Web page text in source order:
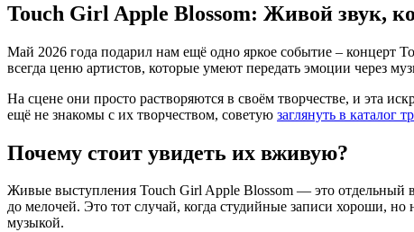
Touch Girl Apple Blossom: Живой звук,
Май 2026 года подарил нам ещё одно яркое событие – концерт
всегда ценю артистов, которые умеют передать эмоции через
На сцене они просто растворяются в своём творчестве, и эта
ещё не знакомы с их творчеством, советую заглянуть в каталог
Почему стоит увидеть их вживую?
Живые выступления Touch Girl Apple Blossom — это отдельный
до мелочей. Это тот случай, когда студийные записи хороши,
музыкой.